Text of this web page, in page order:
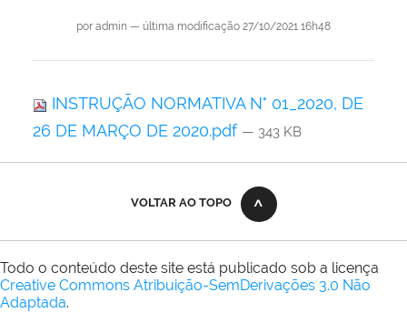
por admin — última modificação 27/10/2021 16h48
INSTRUÇÃO NORMATIVA N° 01_2020, DE
26 DE MARÇO DE 2020.pdf — 343 KB
VOLTAR AO TOPO
Todo o conteúdo deste site está publicado sob a licença
Creative Commons Atribuição-SemDerivações 3.0 Não
Adaptada.